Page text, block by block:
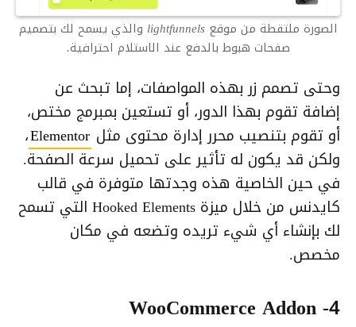
الصورة ملتقطة من موقع lightfunnels والذي يسمح لك بتصميم
صفحات هبوط بالدفع عند الاستلام احترافية.
وحتى تصمم زر بهذه المواصفات، إما تبحث عن
إضافة تقوم بهذا الدور، أو تستعين بمبرمج مختص،
أو تقوم بتنصيب محرر إدارة محتوى مثل Elementor،
ولكن قد يكون له تأثير على تحميل سرعة الصفحة.
في حين الخاصية هذه وجدتها متوفرة في قالب
كايدنس من خلال ميزة Hooked Elements التي تسمح
لك بإنشاء أي شيء تريده وتضعه في مكان
مخصص.
4- WooCommerce Addon